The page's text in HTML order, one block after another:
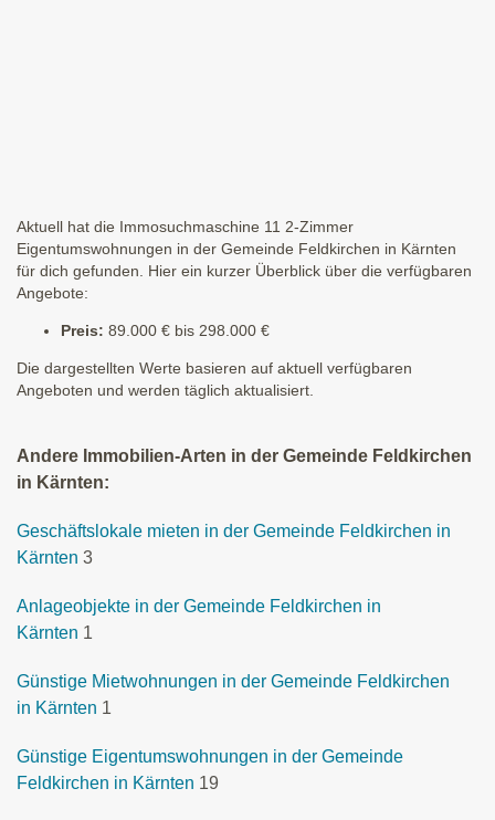
Aktuell hat die Immosuchmaschine 11 2-Zimmer
Eigentumswohnungen in der Gemeinde Feldkirchen in Kärnten
für dich gefunden. Hier ein kurzer Überblick über die verfügbaren
Angebote:
Preis: 89.000 € bis 298.000 €
Die dargestellten Werte basieren auf aktuell verfügbaren
Angeboten und werden täglich aktualisiert.
Andere Immobilien-Arten in der Gemeinde Feldkirchen
in Kärnten:
Geschäftslokale mieten in der Gemeinde Feldkirchen in
Kärnten 3
Anlageobjekte in der Gemeinde Feldkirchen in
Kärnten 1
Günstige Mietwohnungen in der Gemeinde Feldkirchen
in Kärnten 1
Günstige Eigentumswohnungen in der Gemeinde
Feldkirchen in Kärnten 19